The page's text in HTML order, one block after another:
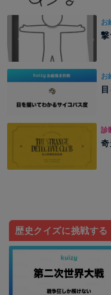
お
お
診
歴史クイズに挑戦する